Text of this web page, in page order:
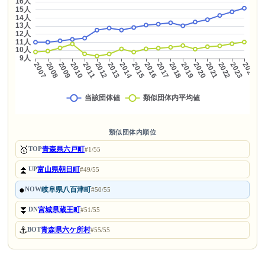
類似団体内順位
🥇TOP青森県六戸町#1/55
⏫UP富山県朝日町#49/55
●NOW岐阜県八百津町#50/55
⏬DN宮城県蔵王町#51/55
⚓BOT青森県六ケ所村#55/55